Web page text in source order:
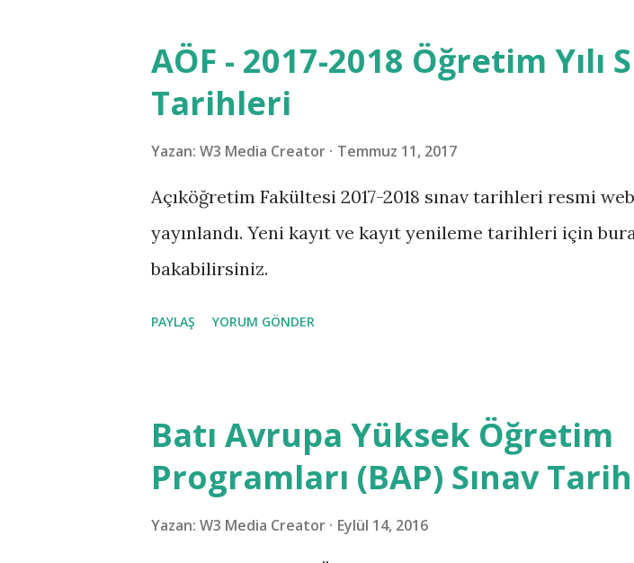
AÖF - 2017-2018 Öğretim Yılı
Tarihleri
Yazan: W3 Media Creator Temmuz 11, 2017
Açıköğretim Fakültesi 2017-2018 sınav tarihleri resmi
yayınlandı. Yeni kayıt ve kayıt yenileme tarihleri için
bakabilirsiniz.
PAYLAŞ YORUM GÖNDER
Batı Avrupa Yüksek Öğretim
Programları (BAP) Sınav
Yazan: W3 Media Creator Eylül 14, 2016